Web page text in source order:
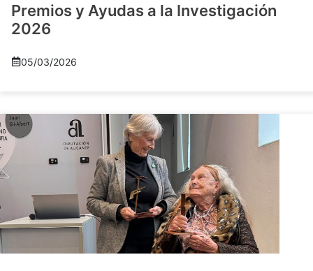
Premios y Ayudas a la Investigación
2026
05/03/2026